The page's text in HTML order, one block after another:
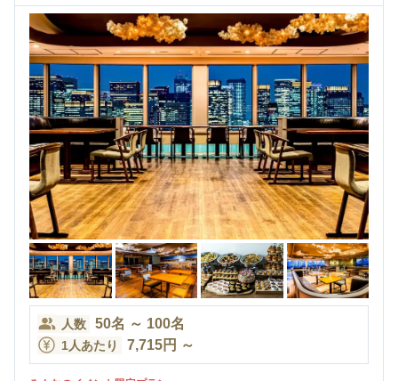
人数 50名 ～ 100名
1人あたり 7,715円 ～